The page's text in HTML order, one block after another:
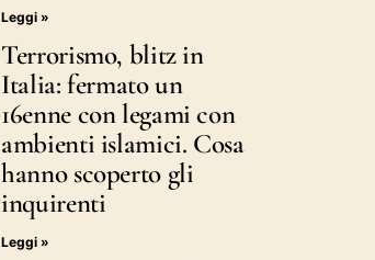
Leggi »
Terrorismo, blitz in
Italia: fermato un
16enne con legami con
ambienti islamici. Cosa
hanno scoperto gli
inquirenti
Leggi »